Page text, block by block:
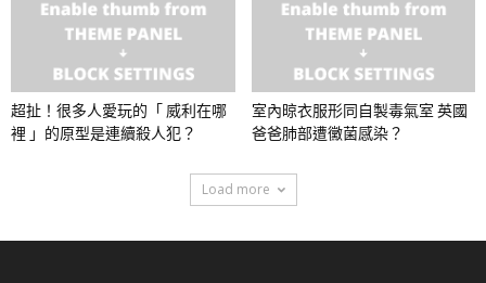
超扯！很多人愛玩的「 威利在哪
裡 」的原型是連續殺人犯？
室內晾衣服形同自製毒氣室 英國
爸爸肺部遭黴菌感染？
Load more